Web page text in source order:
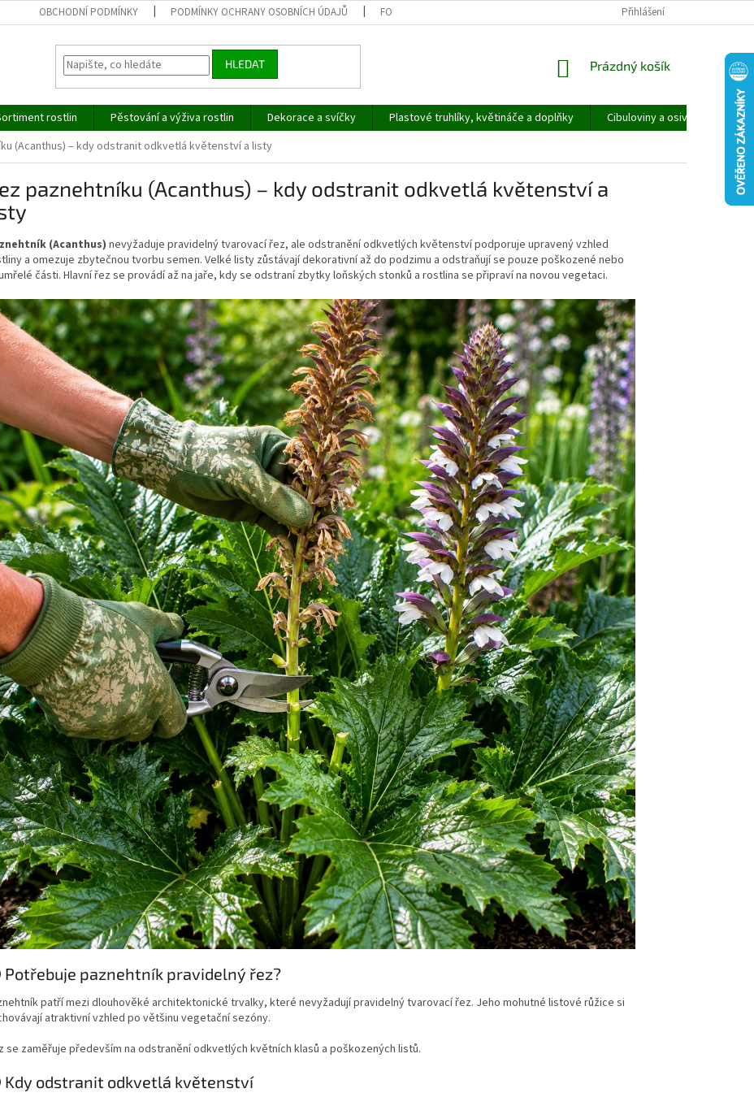
OBCHODNÍ PODMÍNKY PODMÍNKY OCHRANY OSOBNÍCH ÚDAJŮ FORMULÁŘ PRO UPLATNĚNÍ REKLAMACE REKLAMAČNÍ ŘÁD
Přihlášení
HLEDAT
NÁKUPNÍ
Prázdný košík
rostlin Pěstování a výživa rostlin Dekorace a svíčky Plastové truhlíky, květináče a doplňky Cibuloviny a osivo
(Acanthus) – kdy odstranit odkvetlá květenství a listy
paznehtníku (Acanthus) – kdy odstranit odkvetlá květenství a
(Acanthus)nevyžaduje pravidelný tvarovací řez, ale odstranění odkvetlých květenství podporuje upravený vzhled
a omezuje zbytečnou tvorbu semen. Velké listy zůstávají dekorativní až do podzimu a odstraňují se pouze poškozené nebo
části. Hlavní řez se provádí až na jaře, kdy se odstraní zbytky loňských stonků a rostlina se připraví na novou vegetaci.
Potřebuje paznehtník pravidelný řez?
patří mezi dlouhověké architektonické trvalky, které nevyžadují pravidelný tvarovací řez. Jeho mohutné listové růžice si
atraktivní vzhled po většinu vegetační sezóny.
se zaměřuje především na odstranění odkvetlých květních klasů a poškozených listů.
Kdy odstranit odkvetlá květenství